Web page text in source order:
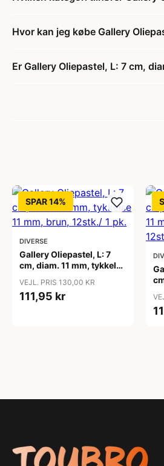
Hvor kan jeg købe Gallery
Er Gallery Oliepastel, L: 7 cm,
SPAR 14%
DIVERSE
Gallery Oliepastel, L: 7
cm, diam. 11 mm, tykkelse
VEJL. PRIS 130,00 KR
111,95 kr